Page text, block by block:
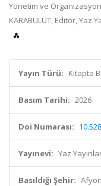
Yönetim ve
KARABULUT, Editör, Yaz
Yayın Türü: Kitapta
Basım Tarihi: 2026
Doi Numarası:
Yayınevi: Yaz
Basıldığı Şehir: